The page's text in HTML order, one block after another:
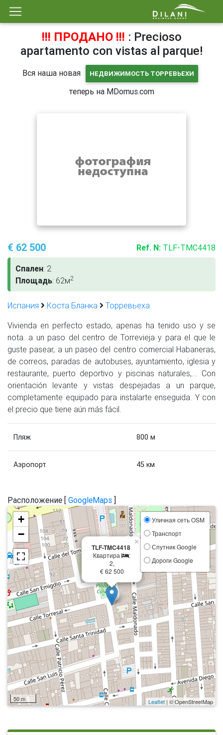
!!! ПРОДАНО !!! : Precioso
apartamento con vistas al parque!
Вся наша новая НЕДВИЖИМОСТЬ ТОРРЕВЬЕХИ
теперь на MDomus.com
€ 62 500 Ref. N: TLF-TMC4418
Спален: 2
Площадь: 62м2
Испания Коста Бланка
Торревьеха
Vivienda en perfecto estado, apenas ha tenido uso y se
nota. a un paso del centro de Torrevieja y para el que le
guste pasear, a un paseo del centro comercial Habaneras,
de correos, paradas de autobuses, ayuntamiento, iglesia y
restaurante, puerto deportivo y piscinas naturales,... Con
orientación levante y vistas despejadas a un parque,
completamente equipado para instalarte enseguida. Y con
el precio que tiene aún más fácil.
Пляж 800 м
Аэропорт 45 км
Расположение [ GoogleMaps ]
TLF-TMC4418
Квартира
:
2,
€ 62 500
×
+
−
Уличная сеть OSM
Транспорт
Спутник Google
Дороги Google
50 m Leaflet | © OpenStreetMap